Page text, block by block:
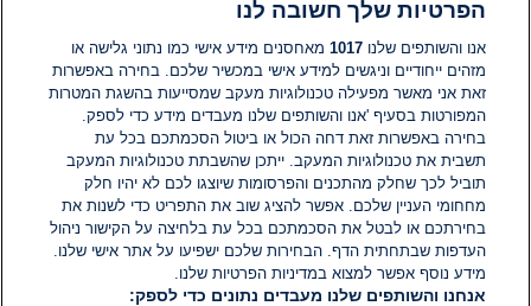
תגובות
אין עדיין תגובות. היה הראשון להגיב
הוסף תגובה
הפרטיות שלך חשובה לנו
אנו והשותפים שלנו1017 מאחסנים מידע אישי כמו נתוני גלישה או
מזהים ייחודיים וניגשים למידע אישי במכשיר שלכם. בחירה באפשרות
זאת אני מאשר מפעילה טכנולוגיות מעקב שמסייעות בהשגת המטרות
המפורטות בסעיף 'אנו והשותפים שלנו מעבדים מידע כדי לספק.
בחירה באפשרות זאת דחה הכול או ביטול הסכמתכם בכל עת
תשבית את טכנולוגיות המעקב. ייתכן שהשבתת טכנולוגיות המעקב
תוביל לכך שחלק מהתכנים והפרסומות שיוצגו לכם לא יהיו חלק
מחחומי העניין שלכם. אפשר להציג שוב את התפריט כדי לשנות את
בחירתכם או לבטל את הסכמתכם בכל עת בלחיצה על הקישור ניהול
העדפות שבתחתית הדף. הבחירות שלכם ישפיעו על אתר אישי שלנו.
מידע נוסף אפשר למצוא במדיניות הפרטיות שלנו.
אנחנו והשותפים שלנו מעבדים נתונים כדי לספק: